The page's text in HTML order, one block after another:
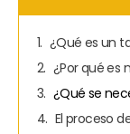
¿Qué es un
¿Por qué es
¿Qué se
El proceso